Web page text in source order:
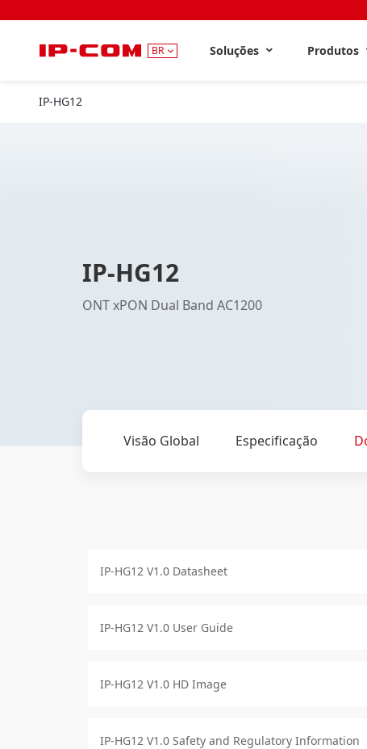
BR Soluções Produtos
IP-HG12
IP-HG12
ONT xPON Dual Band AC1200
Visão Global Especificação
IP-HG12 V1.0 Datasheet
IP-HG12 V1.0 User Guide
IP-HG12 V1.0 HD Image
IP-HG12 V1.0 Safety and Regulatory Information